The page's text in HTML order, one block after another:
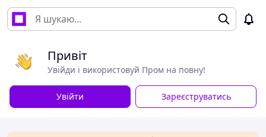
Привіт
Увійди і використовуй Пром на повну!
Увійти Зареєструватись